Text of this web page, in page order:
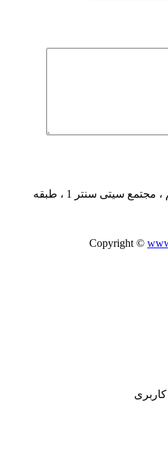
شعبه مرکزی: هرمزگان ، قشم ، مجتمع سیتی سنتر 1 ، طبقه
Copyright ©